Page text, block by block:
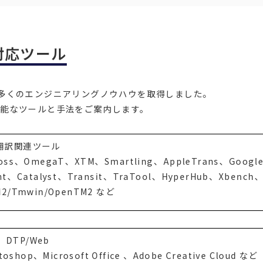
応ツール
のエンジニアリングノウハウを取得しました。
なツールと手法をご案内します。
訳関連ツール
、OmegaT、XTM、Smartling、AppleTrans、Google
Catalyst、Transit、TraTool、HyperHub、Xbench、
Tmwin/OpenTM2 など
DTP/Web
、Microsoft Office 、Adobe Creative Cloud など